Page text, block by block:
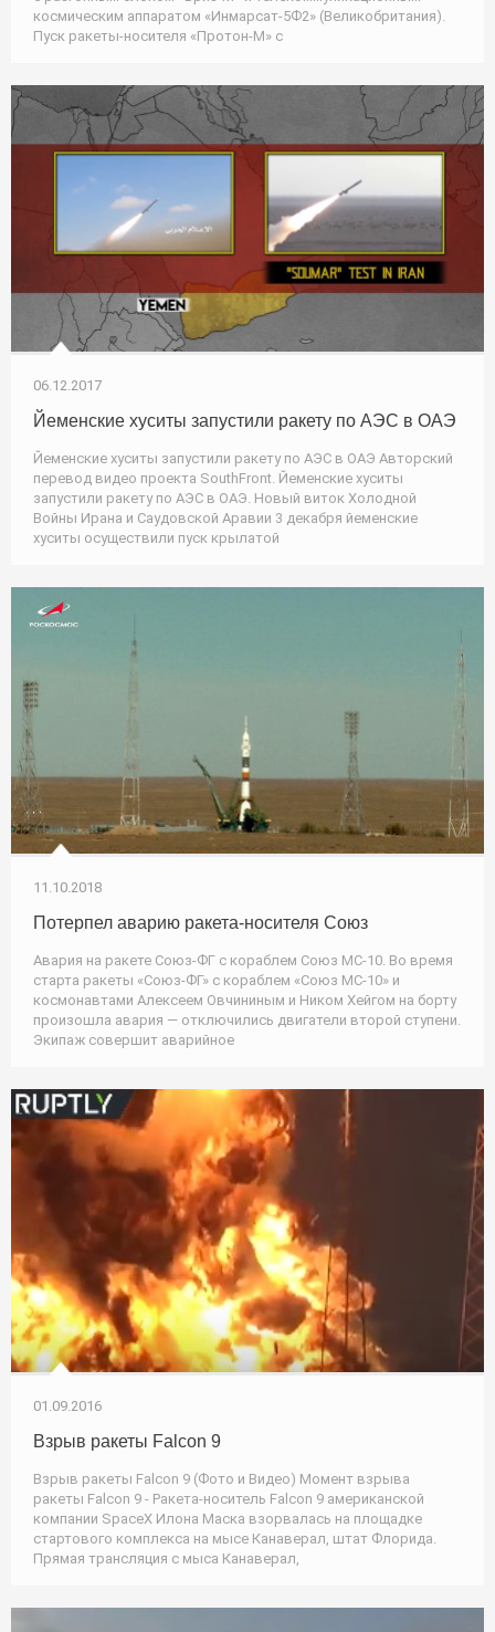
космическим аппаратом «Инмарсат-5Ф2» (Великобритания).
Пуск ракеты-носителя «Протон-М» с
06.12.2017
Йеменские хуситы запустили ракету по АЭС в ОАЭ
Йеменские хуситы запустили ракету по АЭС в ОАЭ Авторский
перевод видео проекта SouthFront. Йеменские хуситы
запустили ракету по АЭС в ОАЭ. Новый виток Холодной
Войны Ирана и Саудовской Аравии 3 декабря йеменские
хуситы осуществили пуск крылатой
11.10.2018
Потерпел аварию ракета-носителя Союз
Авария на ракете Союз-ФГ с кораблем Союз МС-10. Во время
старта ракеты «Союз-ФГ» с кораблем «Союз МС-10» и
космонавтами Алексеем Овчининым и Ником Хейгом на борту
произошла авария — отключились двигатели второй ступени.
Экипаж совершит аварийное
01.09.2016
Взрыв ракеты Falcon 9
Взрыв ракеты Falcon 9 (Фото и Видео) Момент взрыва
ракеты Falcon 9 - Ракета-носитель Falcon 9 американской
компании SpaceX Илона Маска взорвалась на площадке
стартового комплекса на мысе Канаверал, штат Флорида.
Прямая трансляция с мыса Канаверал,